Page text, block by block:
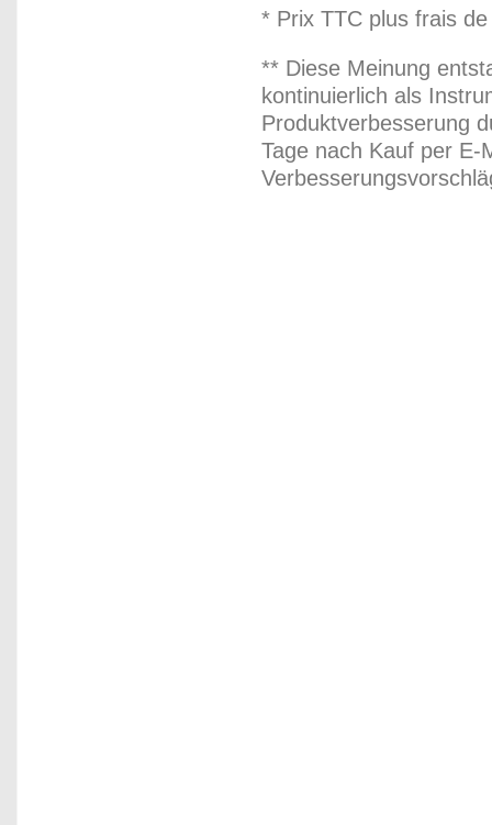
* Prix TTC plus frais
** Diese Meinung
kontinuierlich als
Produktverbesserung
Tage nach Kauf per E-